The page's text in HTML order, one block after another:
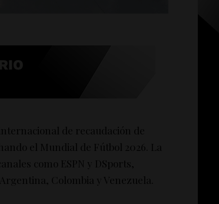
de recaudación de
el Mundial de Fútbol 2026. La
como ESPN y DSports,
Colombia y Venezuela.